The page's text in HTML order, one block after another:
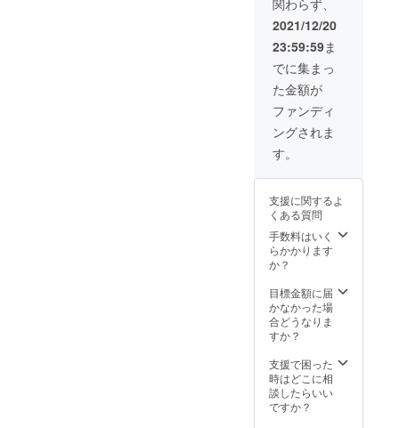
価格と
なりま
す。
関わらず、
2021/12/20
23:59:59ま
でに集まっ
た金額が
ファンディ
ングされま
す。
支援に関するよ
くある質問
手数料はいく
らかかります
か？
目標金額に届
かなかった場
合どうなりま
すか？
支援で困った
時はどこに相
談したらいい
ですか？